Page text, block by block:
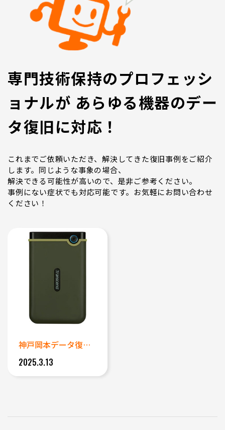
専門技術保持のプロフェッシ
ョナルが あらゆる機器のデー
タ復旧に対応！
これまでご依頼いただき、解決してきた復旧事例をご紹介
します。同じような事象の場合、
解決できる可能性が高いので、是非ご参考ください。
事例にない症状でも対応可能です。お気軽にお問い合わせ
ください！
神戸岡本データ復旧成功事例｜M...
2025.3.13